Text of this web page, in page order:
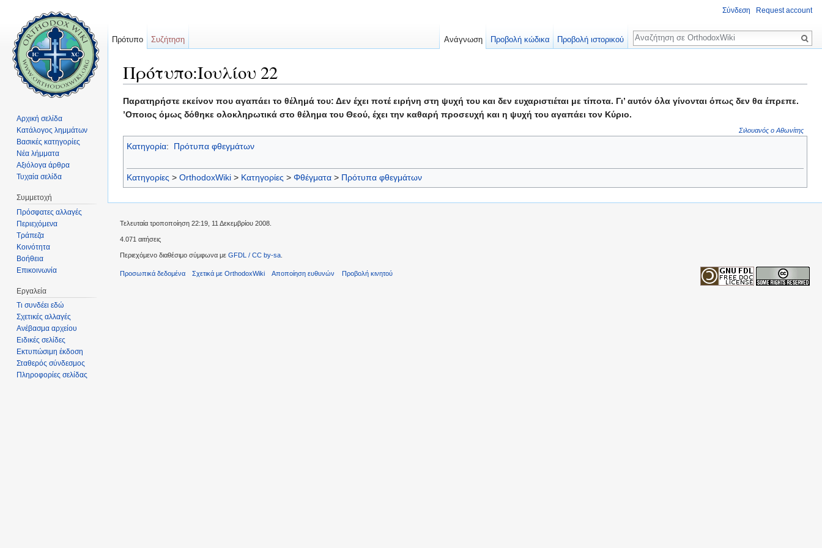
Πρότυπο:Ιουλίου 22
Παρατηρήστε εκείνον που αγαπάει το θέλημά του: Δεν έχει ποτέ ειρήνη στη ψυχή του και δεν ευχαριστιέται με τίποτα. Γι’ αυτόν όλα γίνονται όπως δεν θα έπρεπε.
’Οποιος όμως δόθηκε ολοκληρωτικά στο θέλημα του Θεού, έχει την καθαρή προσευχή και η ψυχή του αγαπάει τον Κύριο.
Σιλουανός ο Αθωνίτης
Κατηγορία: Πρότυπα φθεγμάτων
Κατηγορίες > OrthodoxWiki > Κατηγορίες > Φθέγματα > Πρότυπα φθεγμάτων
Σύνδεση Request account
Πρότυπο Συζήτηση Ανάγνωση Προβολή κώδικα Προβολή ιστορικού
Αναζήτηση
Αρχική σελίδα
Κατάλογος λημμάτων
Βασικές κατηγορίες
Νέα λήμματα
Αξιόλογα άρθρα
Τυχαία σελίδα
Συμμετοχή
Πρόσφατες αλλαγές
Περιεχόμενα
Τράπεζα
Κοινότητα
Βοήθεια
Επικοινωνία
Εργαλεία
Τι συνδέει εδώ
Σχετικές αλλαγές
Ανέβασμα αρχείου
Ειδικές σελίδες
Εκτυπώσιμη έκδοση
Σταθερός σύνδεσμος
Πληροφορίες σελίδας
Τελευταία τροποποίηση 22:19, 11 Δεκεμβρίου 2008.
4.071 αιτήσεις
Περιεχόμενο διαθέσιμο σύμφωνα με GFDL / CC by-sa
Προσωπικά δεδομένα Σχετικά με OrthodoxWiki Αποποίηση ευθυνών Προβολή κινητού